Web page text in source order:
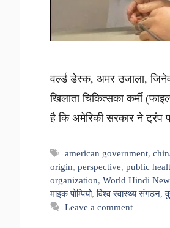
वर्ल्ड डेस्क, अमर उजाला,
खिलाता चिकित्सका कर्मी
है कि अमेरिकी सरकार ने ट्रंप
Tags
american government,
origin, perspective, public
organization, World Hindi
माइक पोम्पियो,विश्व स्वास्थ्य संगठन,
Leave a comment